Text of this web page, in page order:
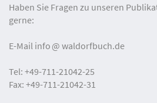
Haben Sie Fragen zu unseren
gerne:
E-Mail info waldorfbuch.de
Tel: +49-711-21042-25
Fax: +49-711-21042-31